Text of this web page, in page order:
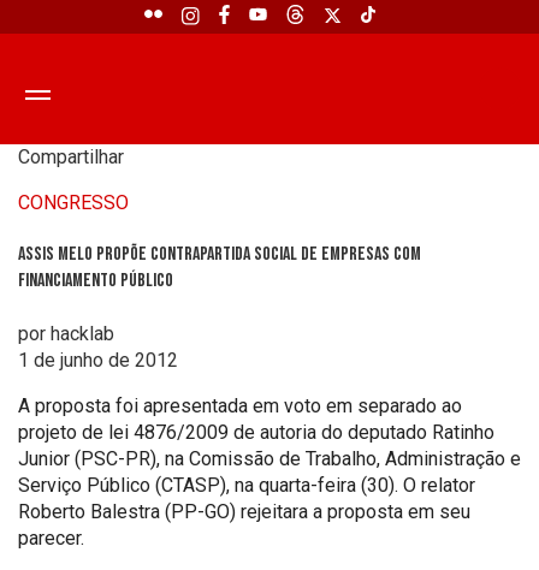
Compartilhar
CONGRESSO
Assis Melo propõe contrapartida social de empresas com
financiamento público
por hacklab
1 de junho de 2012
A proposta foi apresentada em voto em separado ao
projeto de lei 4876/2009 de autoria do deputado Ratinho
Junior (PSC-PR), na Comissão de Trabalho, Administração e
Serviço Público (CTASP), na quarta-feira (30). O relator
Roberto Balestra (PP-GO) rejeitara a proposta em seu
parecer.